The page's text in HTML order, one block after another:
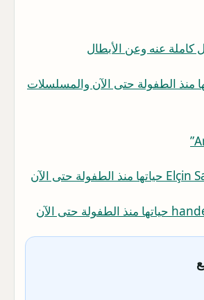
عنه وعن الأبطال
منذ الطفولة حتى الآن والمسلسلات